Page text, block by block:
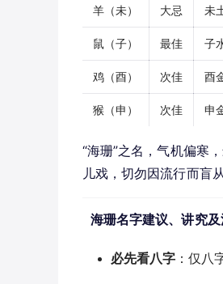
羊（未） 大忌 未
鼠（子） 最佳 子
鸡（酉） 次佳 酉
猴（申） 次佳 申
“海珊”之名，气机偏寒
儿戏，切勿因流行而盲从
海珊名字建议、讲究
必先看八字 ：仅八